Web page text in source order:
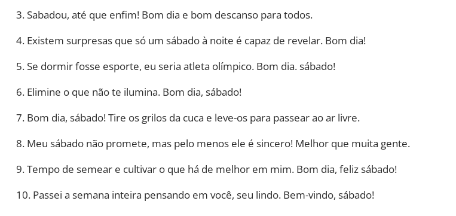
3. Sabadou, até que enfim! Bom dia e bom descanso para todos.
4. Existem surpresas que só um sábado à noite é capaz de revelar. Bom dia!
5. Se dormir fosse esporte, eu seria atleta olímpico. Bom dia. sábado!
6. Elimine o que não te ilumina. Bom dia, sábado!
7. Bom dia, sábado! Tire os grilos da cuca e leve-os para passear ao ar livre.
8. Meu sábado não promete, mas pelo menos ele é sincero! Melhor que muita gente.
9. Tempo de semear e cultivar o que há de melhor em mim. Bom dia, feliz sábado!
10. Passei a semana inteira pensando em você, seu lindo. Bem-vindo, sábado!